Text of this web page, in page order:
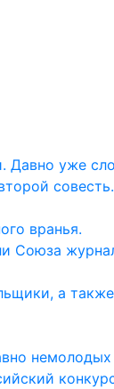
Давно уже
вранья.
Союза
а
немолодых